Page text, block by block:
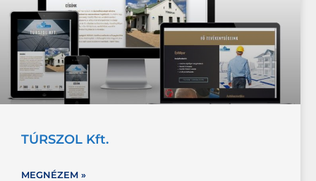
TÚRSZOL Kft.
MEGNÉZEM »